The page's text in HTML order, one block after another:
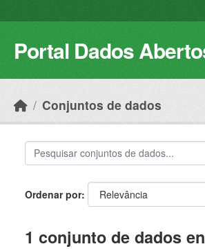
Portal Dados
Conjuntos de dados
Ordenar por
1 conjunto de dados